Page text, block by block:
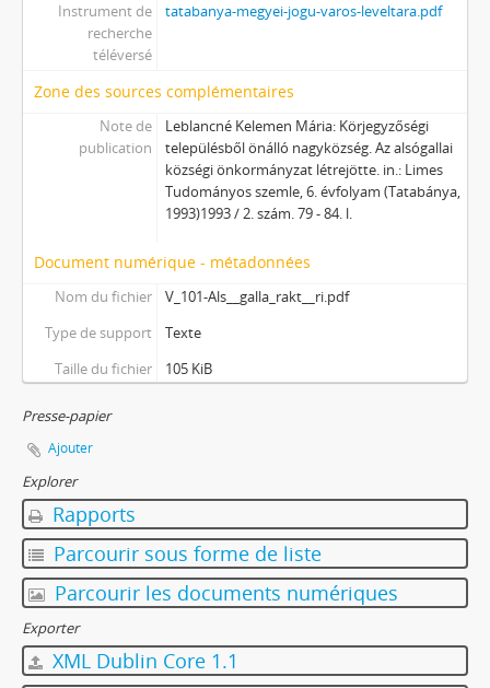
Instrument de
recherche
téléversé
tatabanya-megyei-jogu-varos-leveltara.pdf
Zone des sources complémentaires
Note de
publication
Leblancné Kelemen Mária: Körjegyzőségi
településből önálló nagyközség. Az alsógallai
községi önkormányzat létrejötte. in.: Limes
Tudományos szemle, 6. évfolyam (Tatabánya,
1993)1993 / 2. szám. 79 - 84. l.
Document numérique - métadonnées
Nom du fichier
V_101-Als__galla_rakt__ri.pdf
Type de support
Texte
Taille du fichier
105 KiB
Presse-papier
Ajouter
Explorer
Rapports
Parcourir sous forme de liste
Parcourir les documents numériques
Exporter
XML Dublin Core 1.1